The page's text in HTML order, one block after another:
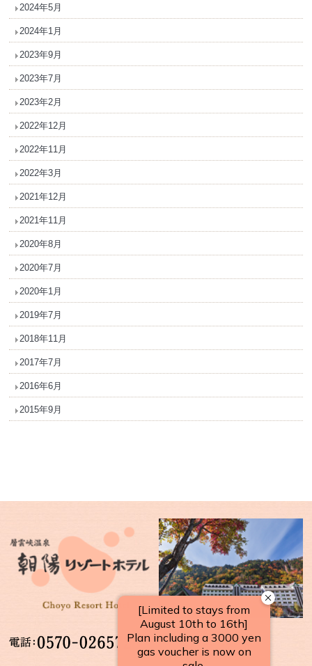
2024年5月
2024年1月
2023年9月
2023年7月
2023年2月
2022年12月
2022年11月
2022年3月
2021年12月
2021年11月
2020年8月
2020年7月
2020年1月
2019年7月
2018年11月
2017年7月
2016年6月
2015年9月
【受付時間】
10：00～17：00